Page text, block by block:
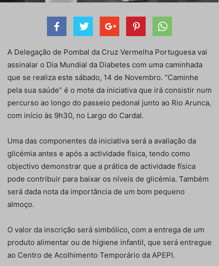
A Delegação de Pombal da Cruz Vermelha Portuguesa vai
assinalar o Dia Mundial da Diabetes com uma caminhada
que se realiza este sábado, 14 de Novembro. “Caminhe
pela sua saúde” é o mote da iniciativa que irá consistir num
percurso ao longo do passeio pedonal junto ao Rio Arunca,
com início às 9h30, no Largo do Cardal.
Uma das componentes da iniciativa será a avaliação da
glicémia antes e após a actividade física, tendo como
objectivo demonstrar que a prática de actividade física
pode contribuir para baixar os níveis de glicémia. Também
será dada nota da importância de um bom pequeno
almoço.
O valor da inscrição será simbólico, com a entrega de um
produto alimentar ou de higiene infantil, que será entregue
ao Centro de Acolhimento Temporário da APEPI.